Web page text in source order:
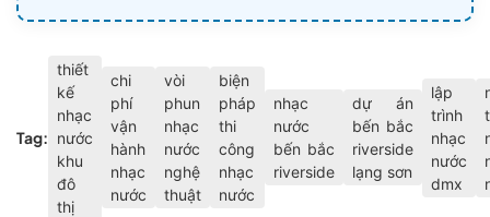
Tag:
thiết
kế
nhạc
nước
khu
đô
thị
chi
phí
vận
hành
nhạc
nước
vòi
phun
nhạc
nước
nghệ
thuật
biện
pháp
thi
công
nhạc
nước
nhạc
nước
bến bắc
riverside
dự án
bến bắc
riverside
lạng sơn
lập
trình
nhạc
nước
dmx